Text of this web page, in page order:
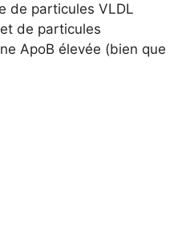
de particules VLDL
de particules
ApoB élevée (bien que